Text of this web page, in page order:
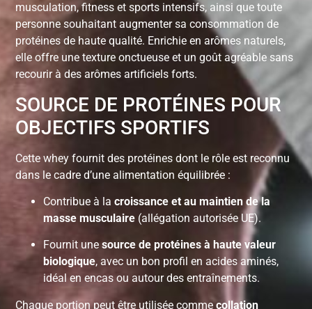
musculation, fitness et sports intensifs, ainsi que toute
personne souhaitant augmenter sa consommation de
protéines de haute qualité. Enrichie en arômes naturels,
elle offre une texture onctueuse et un goût agréable sans
recourir à des arômes artificiels forts.
SOURCE DE PROTÉINES POUR
OBJECTIFS SPORTIFS
Cette whey fournit des protéines dont le rôle est reconnu
dans le cadre d’une alimentation équilibrée :
Contribue à lacroissance et au maintien de la
masse musculaire (allégation autorisée UE).
Fournit unesource de protéines à haute valeur
biologique, avec un bon profil en acides aminés,
idéal en encas ou autour des entraînements.
Chaque portion peut être utilisée commecollation